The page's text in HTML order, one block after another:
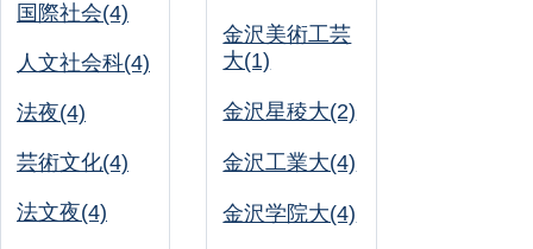
国際社会(4)
人文社会科(4)
法夜(4)
芸術文化(4)
法文夜(4)
金沢美術工芸
大(1)
金沢星稜大(2)
金沢工業大(4)
金沢学院大(4)